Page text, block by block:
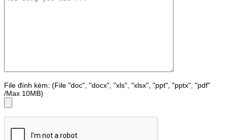
File đính kèm: (File "doc", "docx", "xls", "xlsx", "ppt", "pptx", "pdf"
/Max 10MB)